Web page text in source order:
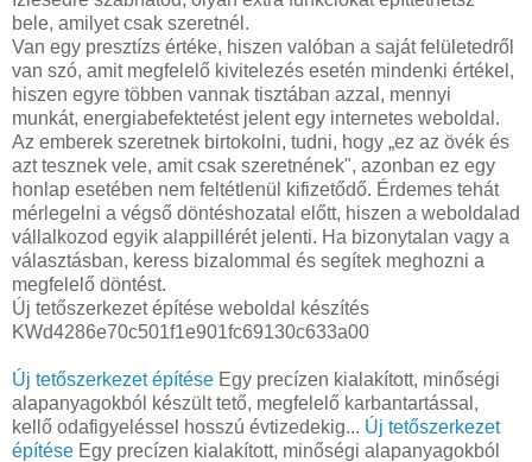
bele, amilyet csak szeretnél.
Van egy presztízs értéke, hiszen valóban a saját felületedről
van szó, amit megfelelő kivitelezés esetén mindenki értékel,
hiszen egyre többen vannak tisztában azzal, mennyi
munkát, energiabefektetést jelent egy internetes weboldal.
Az emberek szeretnek birtokolni, tudni, hogy „ez az övék és
azt tesznek vele, amit csak szeretnének", azonban ez egy
honlap esetében nem feltétlenül kifizetődő. Érdemes tehát
mérlegelni a végső döntéshozatal előtt, hiszen a weboldalad
vállalkozod egyik alappillérét jelenti. Ha bizonytalan vagy a
választásban, keress bizalommal és segítek meghozni a
megfelelő döntést.
Új tetőszerkezet építése weboldal készítés
KWd4286e70c501f1e901fc69130c633a00
Új tetőszerkezet építése Egy precízen kialakított, minőségi
alapanyagokból készült tető, megfelelő karbantartással,
kellő odafigyeléssel hosszú évtizedekig... Új tetőszerkezet
építése Egy precízen kialakított, minőségi alapanyagokból